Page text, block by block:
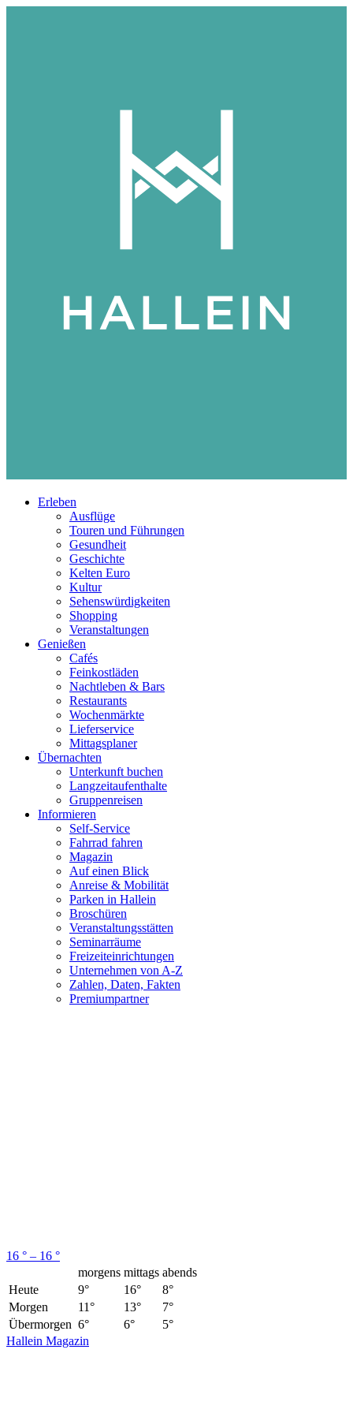
Erleben
Ausflüge
Touren und Führungen
Gesundheit
Geschichte
Kelten Euro
Kultur
Sehenswürdigkeiten
Shopping
Veranstaltungen
Genießen
Cafés
Feinkostläden
Nachtleben & Bars
Restaurants
Wochenmärkte
Lieferservice
Mittagsplaner
Übernachten
Unterkunft buchen
Langzeitaufenthalte
Gruppenreisen
Informieren
Self-Service
Fahrrad fahren
Magazin
Auf einen Blick
Anreise & Mobilität
Parken in Hallein
Broschüren
Veranstaltungsstätten
Seminarräume
Freizeiteinrichtungen
Unternehmen von A-Z
Zahlen, Daten, Fakten
Premiumpartner
16 ° – 16 °
morgens mittags abends
Heute
9° 16°
8°
Morgen
11° 13°
7°
Übermorgen 6° 6°
5°
Hallein Magazin